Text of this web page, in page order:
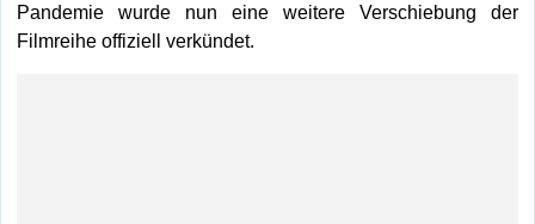
Pandemie wurde nun eine weitere Verschiebung der
Filmreihe offiziell verkündet.